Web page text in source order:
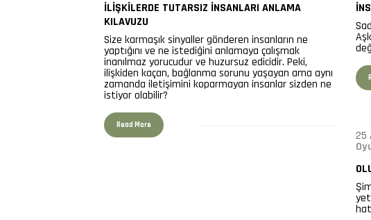
İLIŞKILERDE TUTARSIZ İNSANLARI ANLAMA
KILAVUZU
Size karmaşık sinyaller gönderen insanların ne
yaptığını ve ne istediğini anlamaya çalışmak
inanılmaz yorucudur ve huzursuz edicidir. Peki,
ilişkiden kaçan, bağlanma sorunu yaşayan ama aynı
zamanda iletişimini koparmayan insanlar sizden ne
istiyor olabilir?
Read More
25